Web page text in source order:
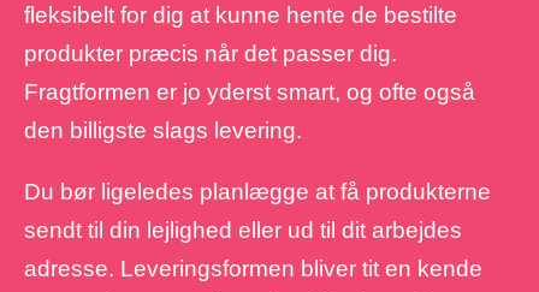
fleksibelt for dig at kunne hente de bestilte
produkter præcis når det passer dig.
Fragtformen er jo yderst smart, og ofte også
den billigste slags levering.
Du bør ligeledes planlægge at få produkterne
sendt til din lejlighed eller ud til dit arbejdes
adresse. Leveringsformen bliver tit en kende